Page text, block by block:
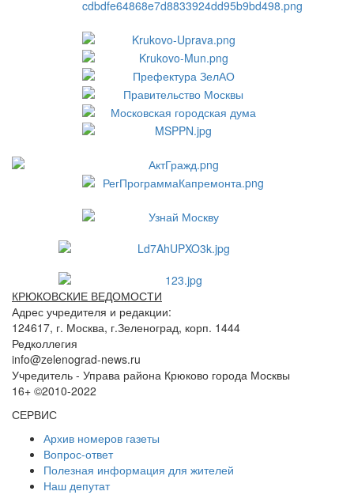
КРЮКОВСКИЕ ВЕДОМОСТИ
Адрес учредителя и редакции:
124617, г. Москва, г.Зеленоград, корп. 1444
Редколлегия
info@zelenograd-news.ru
Учредитель - Управа района Крюково города Москвы
16+ ©2010-2022
СЕРВИС
Архив номеров газеты
Вопрос-ответ
Полезная информация для жителей
Наш депутат